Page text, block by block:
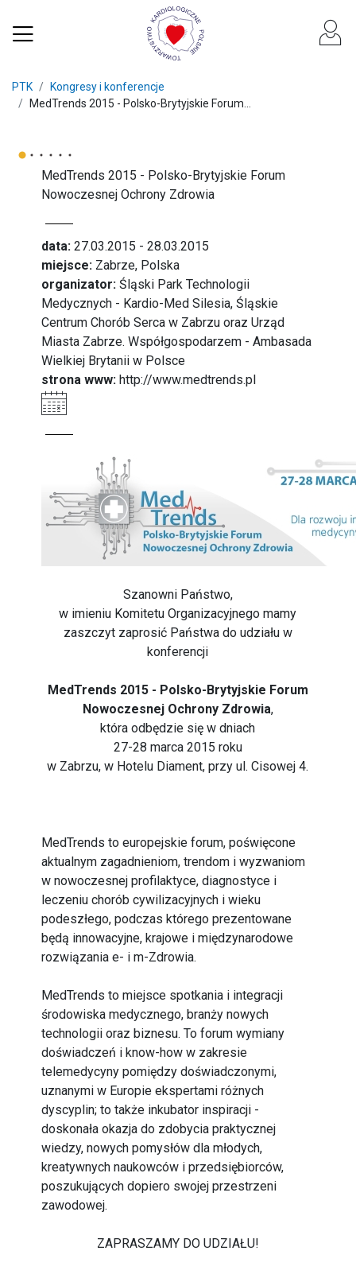
PTK
Kongresy i konferencje
MedTrends 2015 - Polsko-Brytyjskie Forum...
MedTrends 2015 - Polsko-Brytyjskie Forum
Nowoczesnej Ochrony Zdrowia
data: 27.03.2015 - 28.03.2015
miejsce: Zabrze, Polska
organizator: Śląski Park Technologii
Medycznych - Kardio-Med Silesia, Śląskie
Centrum Chorób Serca w Zabrzu oraz Urząd
Miasta Zabrze. Współgospodarzem - Ambasada
Wielkiej Brytanii w Polsce
strona www: http://www.medtrends.pl
Szanowni Państwo,
w imieniu Komitetu Organizacyjnego mamy
zaszczyt zaprosić Państwa do udziału w
konferencji
MedTrends 2015 - Polsko-Brytyjskie Forum
Nowoczesnej Ochrony Zdrowia,
która odbędzie się w dniach
27-28 marca 2015 roku
w Zabrzu, w Hotelu Diament, przy ul. Cisowej 4.
MedTrends to europejskie forum, poświęcone
aktualnym zagadnieniom, trendom i wyzwaniom
w nowoczesnej profilaktyce, diagnostyce i
leczeniu chorób cywilizacyjnych i wieku
podeszłego, podczas którego prezentowane
będą innowacyjne, krajowe i międzynarodowe
rozwiązania e- i m-Zdrowia.
MedTrends to miejsce spotkania i integracji
środowiska medycznego, branży nowych
technologii oraz biznesu. To forum wymiany
doświadczeń i know-how w zakresie
telemedycyny pomiędzy doświadczonymi,
uznanymi w Europie ekspertami różnych
dyscyplin; to także inkubator inspiracji -
doskonała okazja do zdobycia praktycznej
wiedzy, nowych pomysłów dla młodych,
kreatywnych naukowców i przedsiębiorców,
poszukujących dopiero swojej przestrzeni
zawodowej.
ZAPRASZAMY DO UDZIAŁU!